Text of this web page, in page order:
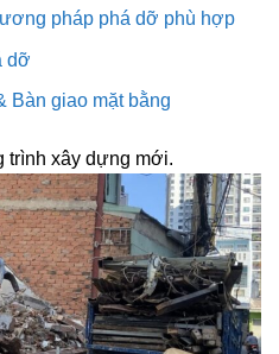
pháp phá dỡ phù hợp
dỡ
Bàn giao mặt bằng
trình xây dựng mới.